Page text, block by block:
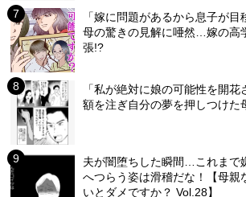
「嫁に問題があるから息子が
母の驚きの見解に唖然…嫁の高
張!?
「私が絶対に娘の可能性を開
額を注ぎ自分の夢を押しつけた
夫が闇堕ちした瞬間…これまで
へつらう姿は滑稽だな！【母親
いとダメですか？ Vol.28】